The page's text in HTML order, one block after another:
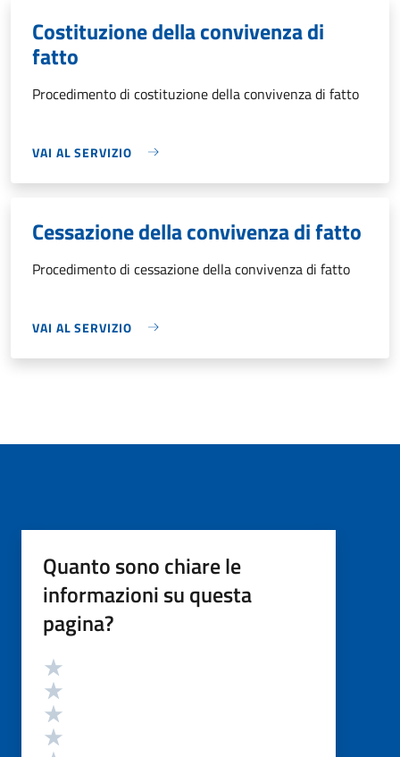
Costituzione della convivenza di
fatto
Procedimento di costituzione della convivenza di fatto
VAI AL SERVIZIO
Cessazione della convivenza di fatto
Procedimento di cessazione della convivenza di fatto
VAI AL SERVIZIO
Quanto sono chiare le
informazioni su questa
pagina?
Valutazione